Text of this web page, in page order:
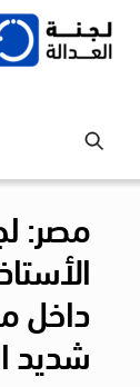
Skip
مصر:
داخل
شديد